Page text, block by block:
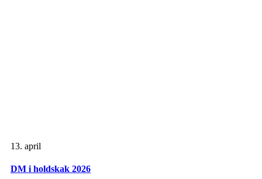
13. april
DM i holdskak 2026